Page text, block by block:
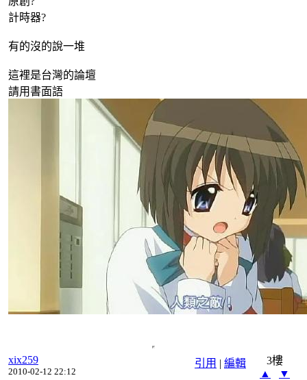
計時器?
有的沒的說一堆
這裡是台灣的論壇
請用書面語
引用 | 編輯
xix259
2010-02-12 22:12
3樓
▲
▼